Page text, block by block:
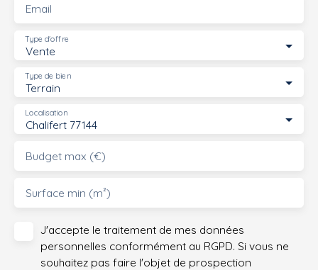
Email
Vente
Type d'offre
Terrain
Type de bien
Chalifert 77144
Localisation
Budget max (€)
Surface min (m²)
J'accepte le traitement de mes données
personnelles conformément au RGPD. Si vous ne
souhaitez pas faire l'objet de prospection